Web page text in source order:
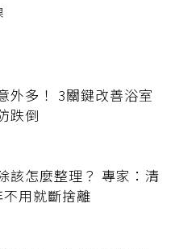
外多！ 3關鍵改善浴室
跌倒
該怎麼整理？ 專家：清
用就斷捨離